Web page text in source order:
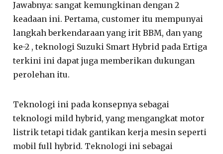
Jawabnya: sangat kemungkinan dengan 2
keadaan ini. Pertama, customer itu mempunyai
langkah berkendaraan yang irit BBM, dan yang
ke-2 , teknologi Suzuki Smart Hybrid pada Ertiga
terkini ini dapat juga memberikan dukungan
perolehan itu.
Teknologi ini pada konsepnya sebagai
teknologi mild hybrid, yang mengangkat motor
listrik tetapi tidak gantikan kerja mesin seperti
mobil full hybrid. Teknologi ini sebagai